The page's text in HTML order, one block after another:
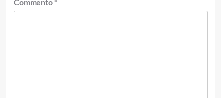
Commento *